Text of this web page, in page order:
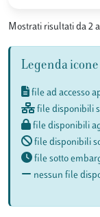
Mostrati risultati da 2
Legenda icone
file ad accesso
file disponibili
file disponibili
file disponibili
file sotto
nessun file